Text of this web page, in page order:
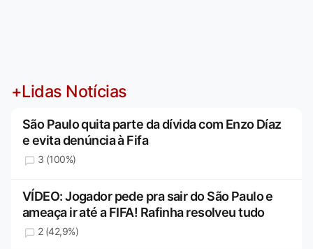
+Lidas Notícias
São Paulo quita parte da dívida com Enzo Díaz
e evita denúncia à Fifa
3 (100%)
VÍDEO: Jogador pede pra sair do São Paulo e
ameaça ir até a FIFA! Rafinha resolveu tudo
2 (42,9%)